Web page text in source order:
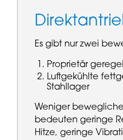
Es gibt nur zwei
Proprietär
Luftgekühlte
Stahllager
Weniger
bedeuten geringe
Hitze, geringe